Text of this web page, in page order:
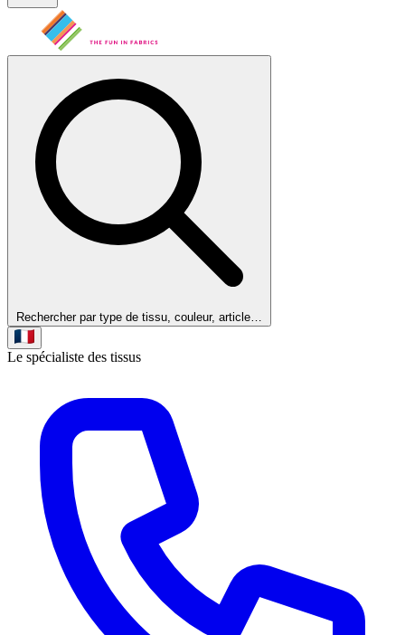
Rechercher par type de tissu, couleur, article…
Le spécialiste des tissus